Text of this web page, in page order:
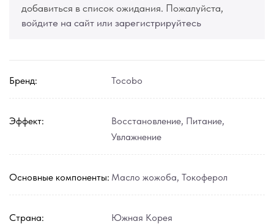
добавиться в список ожидания. Пожалуйста,
войдите на сайт или зарегистрируйтесь
Бренд: Tocobo
Эффект: Восстановление, Питание,
Увлажнение
Основные компоненты: Масло жожоба,Токоферол
Страна: Южная Корея